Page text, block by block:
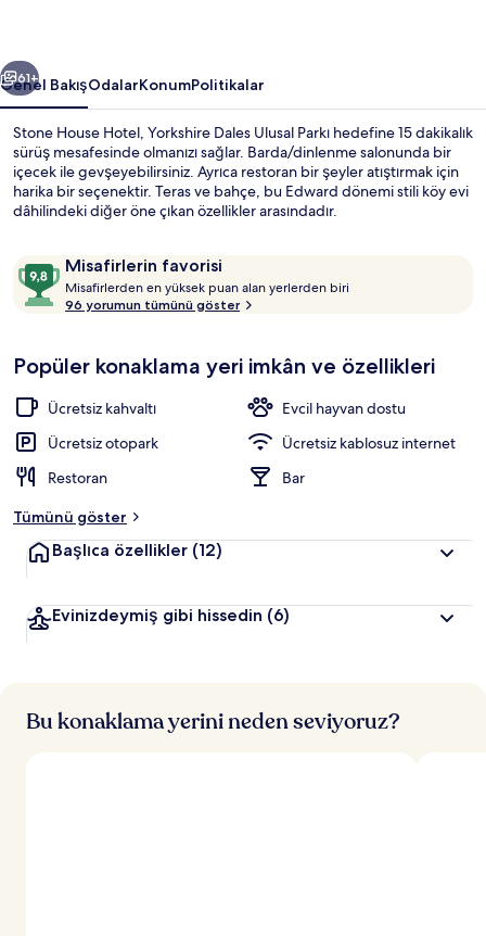
Dış mekân
Sonraki
61+
Genel BakışOdalarKonumPolitikalar
Stone House Hotel, Yorkshire Dales Ulusal Parkı hedefine 15 dakikalık
sürüş mesafesinde olmanızı sağlar. Barda/dinlenme salonunda bir
içecek ile gevşeyebilirsiniz. Ayrıca restoran bir şeyler atıştırmak için
harika bir seçenektir. Teras ve bahçe, bu Edward dönemi stili köy evi
dâhilindeki diğer öne çıkan özellikler arasındadır.
YorumlarMisafirlerin favorisi
10
üzerinden
9,8,
favorisi
Misafirlerden en yüksek puan alan yerlerden biri
f
r
e
k
96 yorumun tümünü göster
Popüler konaklama yeri imkân ve özellikleri
Ücretsiz kahvaltı
Evcil hayvan dostu
Ücretsiz otopark
Ücretsiz kablosuz internet
Restoran
Bar
Tümünü göster
Başlıca özellikler (12)
Evinizdeymiş gibi hissedin (6)
Bu konaklama yerini neden seviyoruz?